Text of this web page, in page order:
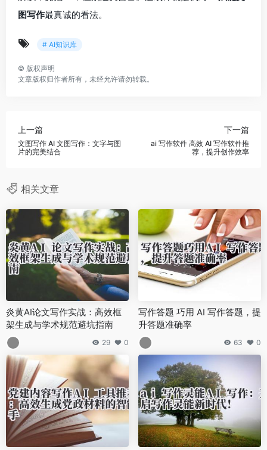
图写作最真诚的看法。
# AI知识库
© 版权声明
文章版权归作者所有，未经允许请勿转载。
上一篇
文图写作 AI 文图写作：文字与图
片的完美结合
下一篇
ai 写作软件 高效 AI 写作软件推
荐，提升创作效率
相关文章
炎黄AI论文写作实战：高效框
架生成与学术规范避坑指南
29 0
写作答题 巧用 AI 写作答题，提
升答题准确率
63 0